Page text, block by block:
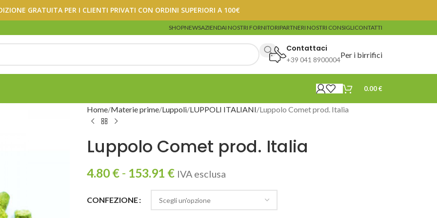
GRATUITA PER I CLIENTI PRIVATI CON ORDINI SUPERIORI A 100€
SHOPNEWSAZIENDAI NOSTRI FORNITORIPARTNERI NOSTRI CONSIGLICONTATTI
Contattaci
+39 041 8900004
Per i birrifici
0.00€
Home Materie prime Luppoli LUPPOLI ITALIANI Luppolo Comet prod. Italia
Luppolo Comet prod. Italia
4.80€ - 153.91 € IVA esclusa
CONFEZIONE